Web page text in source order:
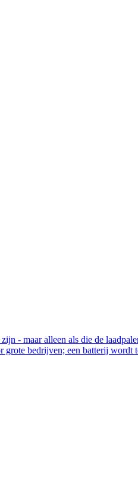
- maar alleen als die de
bedrijven; een batterij wordt